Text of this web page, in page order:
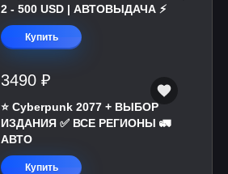
2 - 500 USD | АВТОВЫДАЧА ⚡️
Купить
3490 ₽
⭐ Cyberpunk 2077 + ВЫБОР
ИЗДАНИЯ ✅ ВСЕ РЕГИОНЫ 🚛
АВТО
Купить